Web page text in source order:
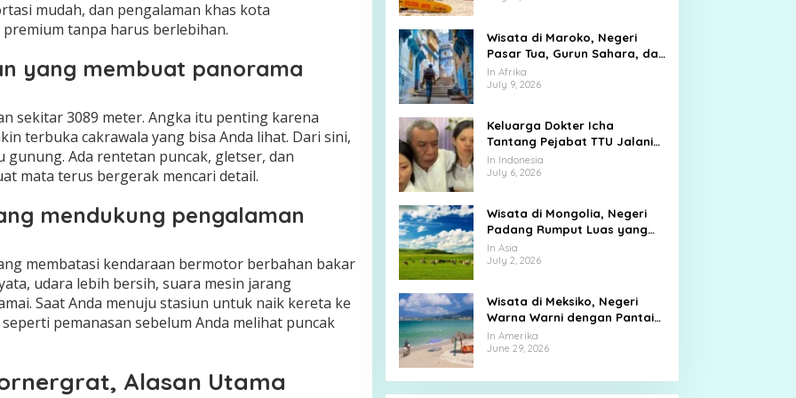
mudah, dan pengalaman khas kota
tanpa harus berlebihan.
yang membuat panorama
sekitar 3089 meter. Angka itu penting karena
terbuka cakrawala yang bisa Anda lihat. Dari sini,
gunung. Ada rentetan puncak, gletser, dan
mata terus bergerak mencari detail.
mendukung pengalaman
membatasi kendaraan bermotor berbahan bakar
udara lebih bersih, suara mesin jarang
Saat Anda menuju stasiun untuk naik kereta ke
pemanasan sebelum Anda melihat puncak
Alasan Utama
Wisata di Maroko, Negeri
Pasar Tua, Gurun Sahara, dan
Kota Biru yang Memikat
In Afrika
July 9, 2026
Keluarga Dokter Icha
Tantang Pejabat TTU Jalani
Sumpah Adat
In Indonesia
July 6, 2026
Wisata di Mongolia, Negeri
Padang Rumput Luas yang
Membuat Langit Terasa Lebih
Dekat
In Asia
July 2, 2026
Wisata di Meksiko, Negeri
Warna Warni dengan Pantai
Biru, Kota Tua, dan Jejak
Peradaban Kuno
In Amerika
June 29, 2026